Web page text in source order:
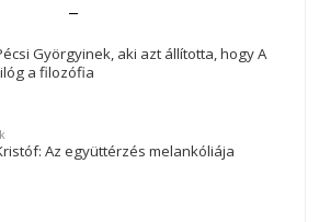
Györgyinek, aki azt állította, hogy A
a filozófia
Az együttérzés melankóliája